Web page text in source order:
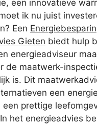
een innovatieve
ik nu juist
Een
Gieten biedt hulp
energieadviseur
de maatwerk-
is. Dit
een
een prettige
het energieadvies